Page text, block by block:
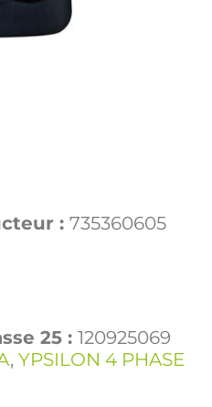
: 735360605
25 : 120925069
, YPSILON 4 PHASE